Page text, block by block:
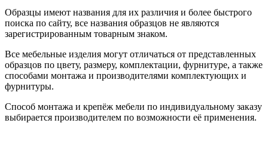
Образцы имеют названия для их различия и более быстрого
поиска по сайту, все названия образцов не являются
зарегистрированным товарным знаком.
Все мебельные изделия могут отличаться от представленных
образцов по цвету, размеру, комплектации, фурнитуре, а также
способами монтажа и производителями комплектующих и
фурнитуры.
Способ монтажа и крепёж мебели по индивидуальному заказу
выбирается производителем по возможности её применения.